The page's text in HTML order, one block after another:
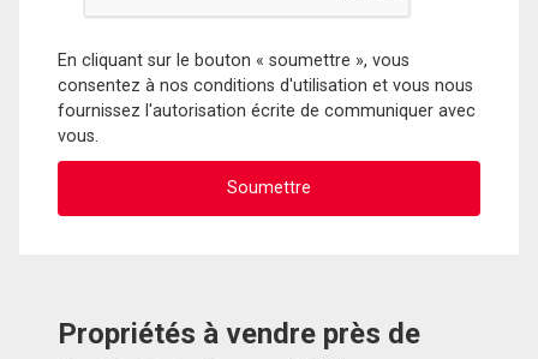
En cliquant sur le bouton « soumettre », vous
consentez à nos conditions d'utilisation et vous nous
fournissez l'autorisation écrite de communiquer avec
vous.
Propriétés à vendre près de